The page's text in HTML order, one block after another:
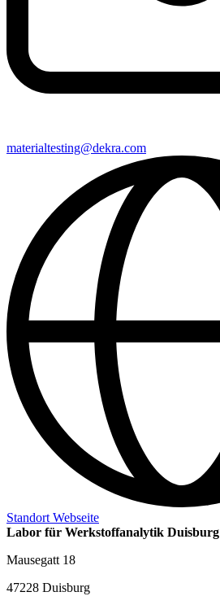
materialtesting@​dekra​.com
Standort Webseite
Labor für Werkstoffanalytik Duisburg
Mausegatt 18
47228 Duisburg